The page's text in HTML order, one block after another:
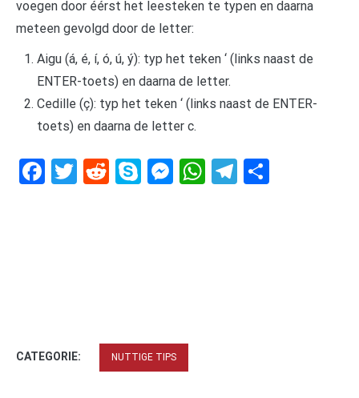
voegen door éérst het leesteken te typen en daarna
meteen gevolgd door de letter:
Aigu (á, é, í, ó, ú, ý): typ het teken ‘ (links naast de
ENTER-toets) en daarna de letter.
Cedille (ç): typ het teken ‘ (links naast de ENTER-
toets) en daarna de letter c.
Facebook
Twitter
RedditSkypeMessenger
WhatsApp
Telegram
CATEGORIE: NUTTIGE TIPS